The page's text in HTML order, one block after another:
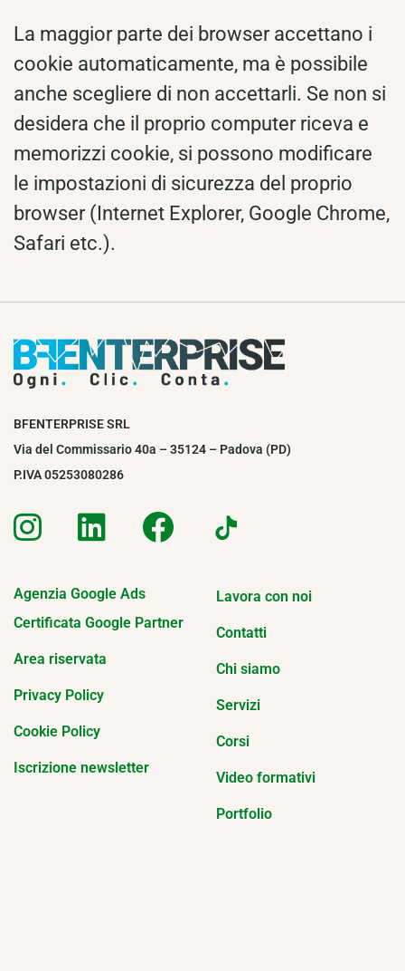
La maggior parte dei browser accettano i
cookie automaticamente, ma è possibile
anche scegliere di non accettarli. Se non si
desidera che il proprio computer riceva e
memorizzi cookie, si possono modificare
le impostazioni di sicurezza del proprio
browser (Internet Explorer, Google Chrome,
Safari etc.).
BFENTERPRISE SRL
Via del Commissario 40a – 35124 – Padova (PD)
P.IVA 05253080286
Agenzia Google Ads
Certificata Google Partner
Area riservata
Privacy Policy
Cookie Policy
Iscrizione newsletter
Lavora con noi
Contatti
Chi siamo
Servizi
Corsi
Video formativi
Portfolio